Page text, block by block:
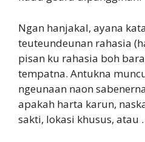
Ngan hanjakal, ayana
teuteundeunan rahasia
pisan ku rahasia boh
tempatna. Antukna
ngeunaan naon
apakah harta karun,
sakti, lokasi khusus, atau